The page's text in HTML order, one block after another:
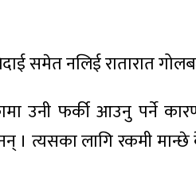
समेत नलिई रातारात
उनी फर्की आउनु पर्ने
। त्यसका लागि रकमी